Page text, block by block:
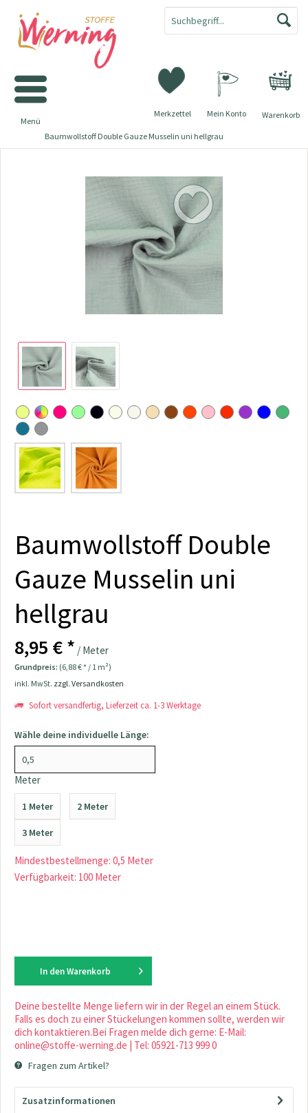
Warenkorb
Merkzettel Mein Konto
Menü
Baumwollstoff Double Gauze Musselin uni hellgrau
Baumwollstoff Double
Gauze Musselin uni
hellgrau
8,95 € * / Meter
Grundpreis: (6,88 € * / 1 m²)
inkl. MwSt. zzgl. Versandkosten
Sofort versandfertig, Lieferzeit ca. 1-3 Werktage
Wähle deine individuelle Länge:
Meter
1 Meter 2 Meter
3 Meter
Mindestbestellmenge: 0,5 Meter
Verfügbarkeit: 100 Meter
In den Warenkorb
Deine bestellte Menge liefern wir in der Regel an einem Stück.
Falls es doch zu einer Stückelungen kommen sollte, werden wir
dich kontaktieren.Bei Fragen melde dich gerne: E-Mail:
online@stoffe-werning.de | Tel: 05921-713 999 0
Fragen zum Artikel?
Zusatzinformationen